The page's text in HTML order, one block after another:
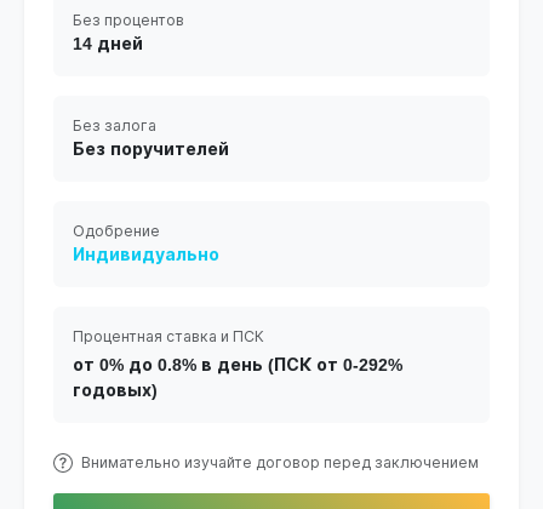
Без процентов
14 дней
Без залога
Без поручителей
Одобрение
Индивидуально
Процентная ставка и ПСК
от 0% до 0.8% в день (ПСК от 0-292%
годовых)
Внимательно изучайте договор перед заключением